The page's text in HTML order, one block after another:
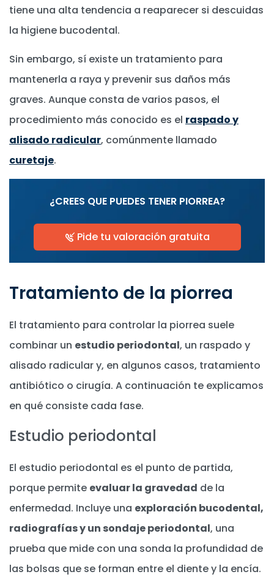
tiene una alta tendencia a reaparecer si descuidas
la higiene bucodental.
Sin embargo, sí existe un tratamiento para
mantenerla a raya y prevenir sus daños más
graves. Aunque consta de varios pasos, el
procedimiento más conocido es el raspado y
alisado radicular, comúnmente llamado
curetaje.
¿CREES QUE PUEDES TENER PIORREA?
Pide tu valoración gratuita
Tratamiento de la piorrea
El tratamiento para controlar la piorrea suele
combinar un estudio periodontal, un raspado y
alisado radicular y, en algunos casos, tratamiento
antibiótico o cirugía. A continuación te explicamos
en qué consiste cada fase.
Estudio periodontal
El estudio periodontal es el punto de partida,
porque permite evaluar la gravedad de la
enfermedad. Incluye una exploración bucodental,
radiografías y un sondaje periodontal, una
prueba que mide con una sonda la profundidad de
las bolsas que se forman entre el diente y la encía.